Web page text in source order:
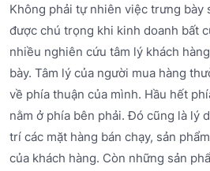
Không phải tự nhiên việc trưng bày
được chú trọng khi kinh doanh bất
nhiều nghiên cứu tâm lý khách
bày. Tâm lý của người mua hàng
về phía thuận của mình. Hầu hết
nằm ở phía bên phải. Đó cũng là lý
trí các mặt hàng bán chạy, sản
của khách hàng. Còn những sản